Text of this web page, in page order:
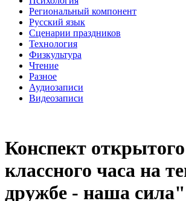
Региональный компонент
Русский язык
Сценарии праздников
Технология
Физкультура
Чтение
Разное
Аудиозаписи
Видеозаписи
Конспект открытого
классного часа на
дружбе - наша